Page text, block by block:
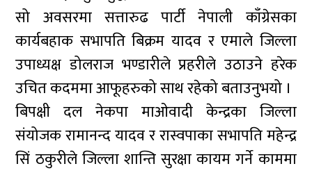
सो अवसरमा सत्तारुढ पार्टी नेपाली काँग्रेसका
कार्यबहाक सभापति बिक्रम यादव र एमाले जिल्ला
उपाध्यक्ष डोलराज भण्डारीले प्रहरीले उठाउने हरेक
उचित कदममा आफूहरुको साथ रहेको बताउनुभयो ।
बिपक्षी दल नेकपा माओवादी केन्द्रका जिल्ला
संयोजक रामानन्द यादव र रास्वपाका सभापति महेन्द्र
सिं ठकुरीले जिल्ला शान्ति सुरक्षा कायम गर्ने काममा